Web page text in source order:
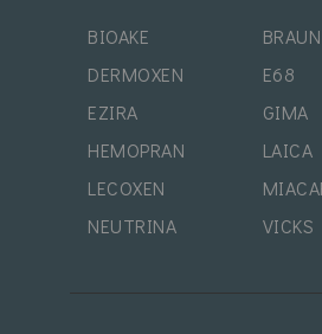
BIOAKE
BRAUN
DERMOXEN
E68
EZIRA
GIMA
HEMOPRAN
LAICA
LECOXEN
NEUTRINA
VICKS